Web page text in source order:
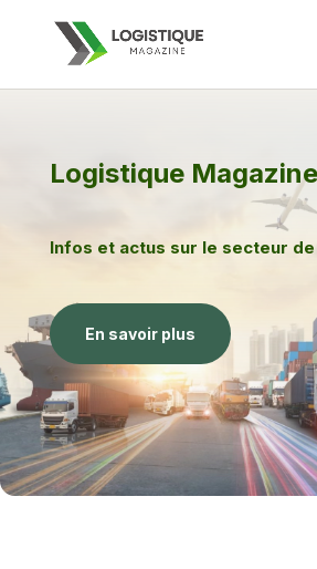
Logistique Magazine
Infos et actus sur le secteur
En savoir plus